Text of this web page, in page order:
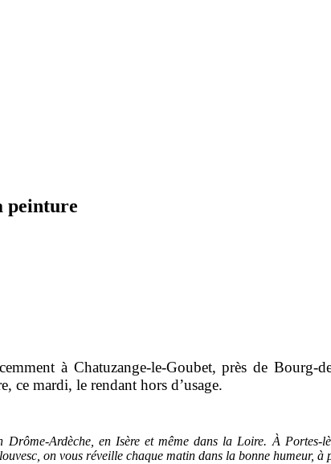
peinture
à Chatuzange-le-Goubet, près de Bourg-
ce mardi, le rendant hors d’usage.
Ardèche, en Isère et même dans la Loire. À Portes-
on vous réveille chaque matin dans la bonne humeur, à